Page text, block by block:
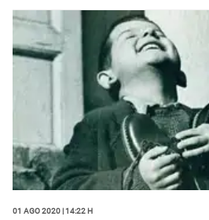
01 Ago 2020 | 14:22 h